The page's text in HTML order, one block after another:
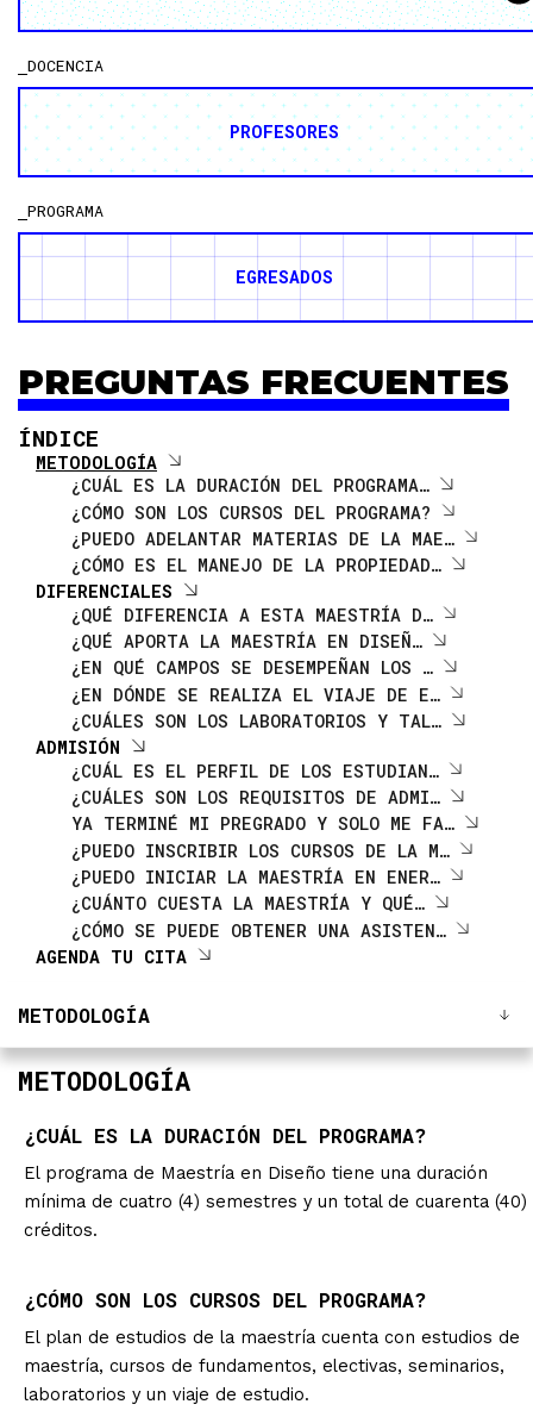
DOCENCIA
PROFESORES
PROGRAMA
EGRESADOS
PREGUNTAS FRECUENTES
ÍNDICE
METODOLOGÍA
¿CUÁL ES LA DURACIÓN DEL PROGRAMA…
¿CÓMO SON LOS CURSOS DEL PROGRAMA?
¿PUEDO ADELANTAR MATERIAS DE LA MAE…
¿CÓMO ES EL MANEJO DE LA PROPIEDAD…
DIFERENCIALES
¿QUÉ DIFERENCIA A ESTA MAESTRÍA D…
¿QUÉ APORTA LA MAESTRÍA EN DISEÑ…
¿EN QUÉ CAMPOS SE DESEMPEÑAN LOS …
¿EN DÓNDE SE REALIZA EL VIAJE DE E…
¿CUÁLES SON LOS LABORATORIOS Y TAL…
ADMISIÓN
¿CUÁL ES EL PERFIL DE LOS ESTUDIAN…
¿CUÁLES SON LOS REQUISITOS DE ADMI…
YA TERMINÉ MI PREGRADO Y SOLO ME FA…
¿PUEDO INSCRIBIR LOS CURSOS DE LA M…
¿PUEDO INICIAR LA MAESTRÍA EN ENER…
¿CUÁNTO CUESTA LA MAESTRÍA Y QUÉ…
¿CÓMO SE PUEDE OBTENER UNA ASISTEN…
AGENDA TU CITA
METODOLOGÍA
METODOLOGÍA
¿CUÁL ES LA DURACIÓN DEL PROGRAMA?
El programa de Maestría en Diseño tiene una duración
mínima de cuatro (4) semestres y un total de cuarenta (40)
créditos.
¿CÓMO SON LOS CURSOS DEL PROGRAMA?
El plan de estudios de la maestría cuenta con estudios de
maestría, cursos de fundamentos, electivas, seminarios,
laboratorios y un viaje de estudio.